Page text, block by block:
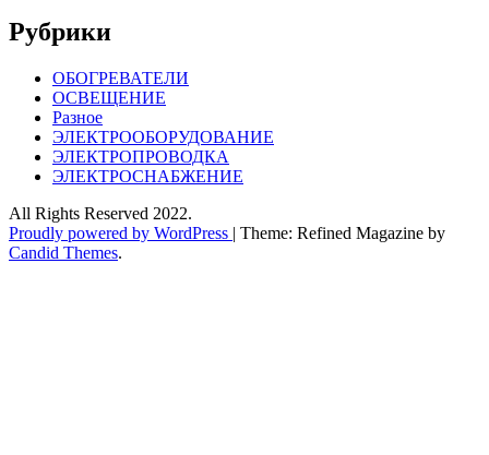
Рубрики
ОБОГРЕВАТЕЛИ
ОСВЕЩЕНИЕ
Разное
ЭЛЕКТРООБОРУДОВАНИЕ
ЭЛЕКТРОПРОВОДКА
ЭЛЕКТРОСНАБЖЕНИЕ
All Rights Reserved 2022.
Proudly powered by WordPress | Theme: Refined Magazine by
Candid Themes.